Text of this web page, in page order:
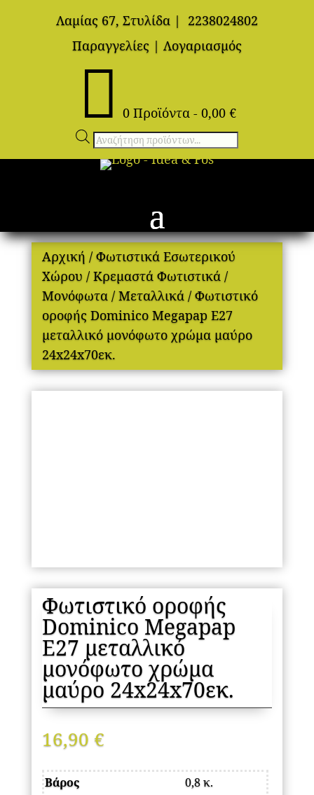
Λαμίας 67, Στυλίδα |
2238024802
Παραγγελίες | Λογαριασμός
 0 Προϊόντα - 0,00 €
Αναζήτηση
προϊόντων
Αρχική / Φωτιστικά Εσωτερικού
Χώρου / Κρεμαστά Φωτιστικά/
Μονόφωτα/ Μεταλλικά/ Φωτιστικό
οροφής Dominico Megapap E27
μεταλλικό μονόφωτο χρώμα μαύρο
24x24x70εκ.
Φωτιστικό οροφής
Dominico Megapap
E27 μεταλλικό
μονόφωτο χρώμα
μαύρο 24x24x70εκ.
16,90 €
Βάρος
0,8 κ.